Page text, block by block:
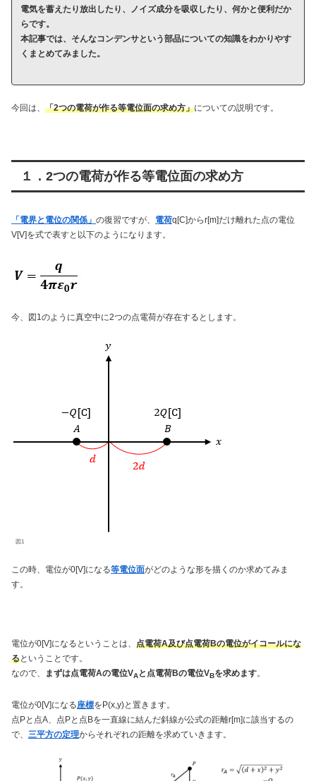
電気を蓄えたり放出したり、ノイズ成分を吸収したり、何かと便利だか
らです。
本記事では、そんなコンデンサという部品についての知識をわかりやす
くまとめてみました。
今回は、 「2つの電荷が作る等電位面の求め方」についての説明です。
１．2つの電荷が作る等電位面の求め方
「電界と電位の関係」 の復習ですが、 電荷q[C]からr[m]だけ離れた点の電位
V[V]を式で表すと以下のようになります。
今、図1のように真空中に2つの点電荷が存在するとします。
図1
この時、電位が0[V]になる等電位面がどのような形を描くのか求めてみま
す。
電位が0[V]になるということは、 点電荷A及び点電荷Bの電位がイコールにな
るということです。
なので、
まずは点電荷Aの電位VAと点電荷Bの電位VBを求めます。
電位が0[V]になる座標をP(x,y)と置きます。
点Pと点A、点Pと点Bを一直線に結んだ斜線が公式の距離r[m]に該当するの
で、 三平方の定理からそれぞれの距離を求めていきます。